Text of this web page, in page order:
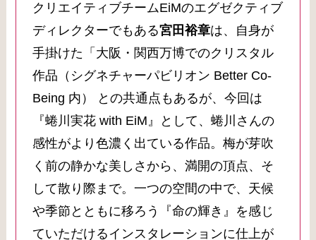
クリエイティブチームEiMのエグゼクティブ
ディレクターでもある宮田裕章は、自身が
手掛けた「大阪・関西万博でのクリスタル
作品（シグネチャーパビリオン Better Co-
Being 内） との共通点もあるが、今回は
『蜷川実花 with EiM』として、蜷川さんの
感性がより色濃く出ている作品。梅が芽吹
く前の静かな美しさから、満開の頂点、そ
して散り際まで。一つの空間の中で、天候
や季節とともに移ろう『命の輝き』を感じ
ていただけるインスタレーションに仕上が